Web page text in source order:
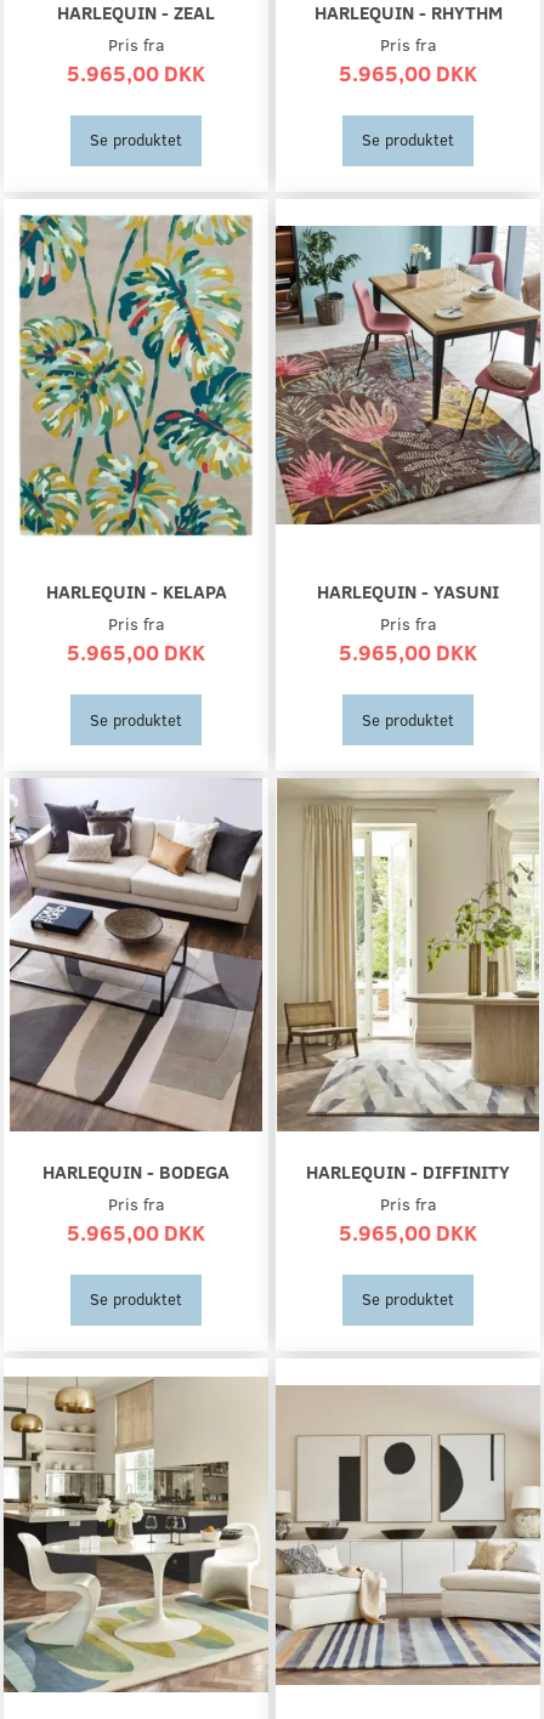
HARLEQUIN - ZEAL
Pris fra
5.965,00 DKK
Se produktet
HARLEQUIN - RHYTHM
Pris fra
5.965,00 DKK
Se produktet
HARLEQUIN - KELAPA
Pris fra
5.965,00 DKK
Se produktet
HARLEQUIN - YASUNI
Pris fra
5.965,00 DKK
Se produktet
HARLEQUIN - BODEGA
Pris fra
5.965,00 DKK
Se produktet
HARLEQUIN - DIFFINITY
Pris fra
5.965,00 DKK
Se produktet